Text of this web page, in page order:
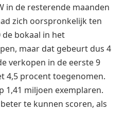
in de resterende maanden
zich oorspronkelijk ten
bokaal in het
maar dat gebeurt dus 4
verkopen in de eerste 9
4,5 procent toegenomen.
1,41 miljoen exemplaren.
te kunnen scoren, als